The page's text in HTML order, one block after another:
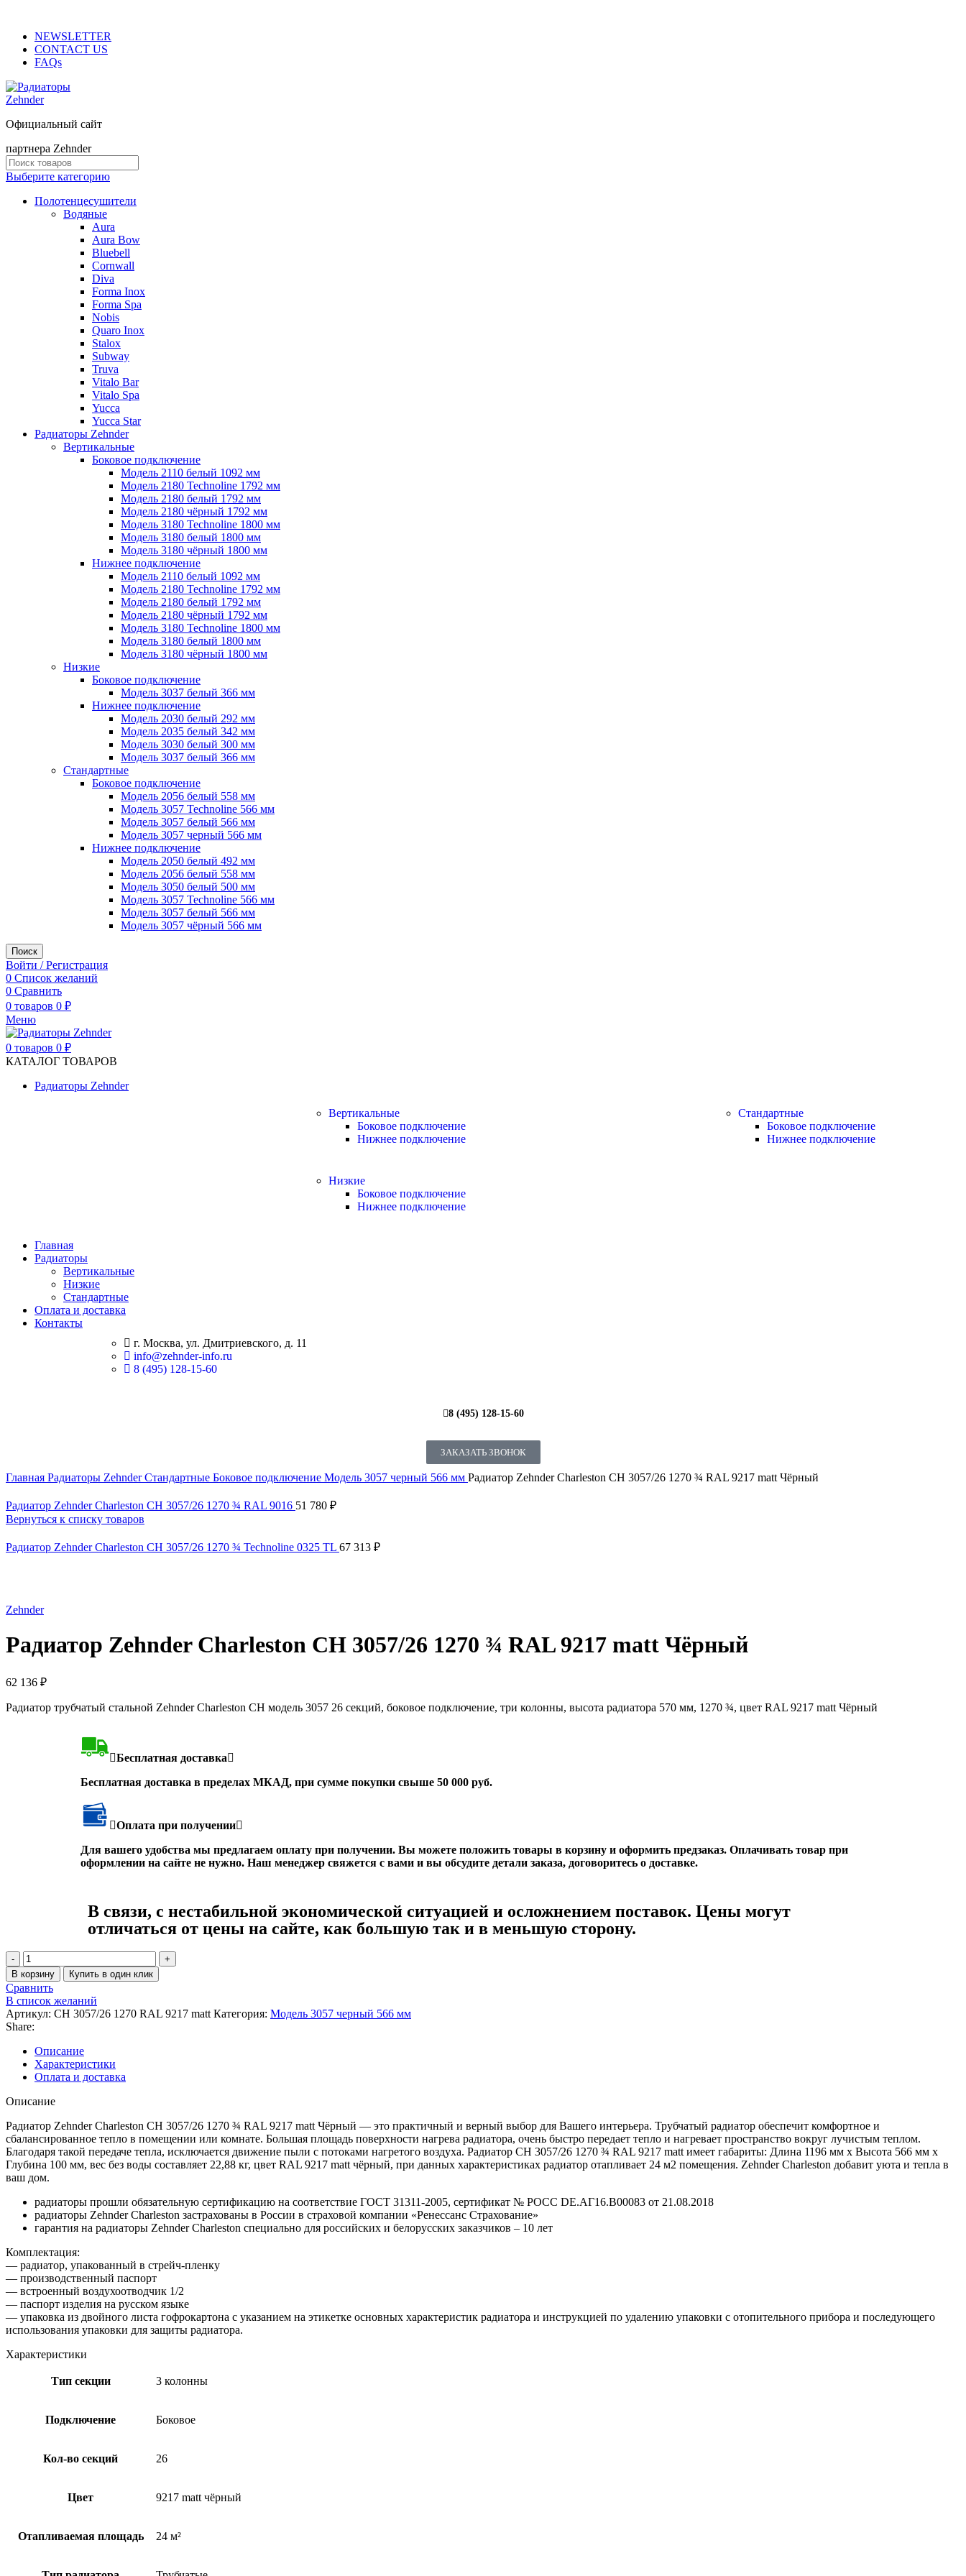
NEWSLETTER
CONTACT US
FAQs
Официальный сайт
партнера Zehnder
Выберите категорию
Полотенцесушители
Водяные
Aura
Aura Bow
Bluebell
Cornwall
Diva
Forma Inox
Forma Spa
Nobis
Quaro Inox
Stalox
Subway
Truva
Vitalo Bar
Vitalo Spa
Yucca
Yucca Star
Радиаторы Zehnder
Вертикальные
Боковое подключение
Модель 2110 белый 1092 мм
Модель 2180 Technoline 1792 мм
Модель 2180 белый 1792 мм
Модель 2180 чёрный 1792 мм
Модель 3180 Technoline 1800 мм
Модель 3180 белый 1800 мм
Модель 3180 чёрный 1800 мм
Нижнее подключение
Модель 2110 белый 1092 мм
Модель 2180 Technoline 1792 мм
Модель 2180 белый 1792 мм
Модель 2180 чёрный 1792 мм
Модель 3180 Technoline 1800 мм
Модель 3180 белый 1800 мм
Модель 3180 чёрный 1800 мм
Низкие
Боковое подключение
Модель 3037 белый 366 мм
Нижнее подключение
Модель 2030 белый 292 мм
Модель 2035 белый 342 мм
Модель 3030 белый 300 мм
Модель 3037 белый 366 мм
Стандартные
Боковое подключение
Модель 2056 белый 558 мм
Модель 3057 Technoline 566 мм
Модель 3057 белый 566 мм
Модель 3057 черный 566 мм
Нижнее подключение
Модель 2050 белый 492 мм
Модель 2056 белый 558 мм
Модель 3050 белый 500 мм
Модель 3057 Technoline 566 мм
Модель 3057 белый 566 мм
Модель 3057 чёрный 566 мм
Поиск
Войти / Регистрация
0 Список желаний
0 Сравнить
0 товаров 0 ₽
Меню
0 товаров 0 ₽
КАТАЛОГ ТОВАРОВ
Радиаторы Zehnder
Вертикальные
Боковое подключение
Нижнее подключение
Стандартные
Боковое подключение
Нижнее подключение
Низкие
Боковое подключение
Нижнее подключение
Главная
Радиаторы
Вертикальные
Низкие
Стандартные
Оплата и доставка
Контакты
г. Москва, ул. Дмитриевского, д. 11
info@zehnder-info.ru
8 (495) 128-15-60
8 (495) 128-15-60
ЗАКАЗАТЬ ЗВОНОК
Главная Радиаторы ZehnderСтандартные Боковое подключение Модель 3057 черный 566 мм Радиатор Zehnder Charleston CH 3057/26 1270 ¾ RAL 9217 matt Чёрный
Радиатор Zehnder Charleston CH 3057/26 1270 ¾ RAL 9016 51 780 ₽
Вернуться к списку товаров
Радиатор Zehnder Charleston CH 3057/26 1270 ¾ Technoline 0325 TL 67 313 ₽
Zehnder
Радиатор Zehnder Charleston CH 3057/26 1270 ¾ RAL 9217 matt Чёрный
62 136 ₽
Радиатор трубчатый стальной Zehnder Charleston CH модель 3057 26 секций, боковое подключение, три колонны, высота радиатора 570 мм, 1270 ¾, цвет RAL 9217 matt Чёрный
Бесплатная доставка
Бесплатная доставка в пределах МКАД, при сумме покупки свыше 50 000 руб.
Оплата при получении
Для вашего удобства мы предлагаем оплату при получении. Вы можете положить товары в корзину и оформить предзаказ. Оплачивать товар при
оформлении на сайте не нужно. Наш менеджер свяжется с вами и вы обсудите детали заказа, договоритесь о доставке.
В связи, с нестабильной экономической ситуацией и осложнением поставок. Цены могут
отличаться от цены на сайте, как большую так и в меньшую сторону.
В корзину Купить в один клик
Сравнить
В список желаний
Артикул: CH 3057/26 1270 RAL 9217 matt Категория: Модель 3057 черный 566 мм
Share:
Описание
Характеристики
Оплата и доставка
Описание
Радиатор Zehnder Charleston CH 3057/26 1270 ¾ RAL 9217 matt Чёрный — это практичный и верный выбор для Вашего интерьера. Трубчатый радиатор обеспечит комфортное и
сбалансированное тепло в помещении или комнате. Большая площадь поверхности нагрева радиатора, очень быстро передает тепло и нагревает пространство вокруг лучистым теплом.
Благодаря такой передаче тепла, исключается движение пыли с потоками нагретого воздуха. Радиатор CH 3057/26 1270 ¾ RAL 9217 matt имеет габариты: Длина 1196 мм х Высота 566 мм х
Глубина 100 мм, вес без воды составляет 22,88 кг, цвет RAL 9217 matt чёрный, при данных характеристиках радиатор отапливает 24 м2 помещения. Zehnder Charleston добавит уюта и тепла в
ваш дом.
радиаторы прошли обязательную сертификацию на соответствие ГОСТ 31311-2005, сертификат № POCC DE.АГ16.В00083 от 21.08.2018
радиаторы Zehnder Charleston застрахованы в России в страховой компании «Ренессанс Страхование»
гарантия на радиаторы Zehnder Charleston специально для российских и белорусских заказчиков – 10 лет
Комплектация:
— радиатор, упакованный в стрейч-пленку
— производственный паспорт
— встроенный воздухоотводчик 1/2
— паспорт изделия на русском языке
— упаковка из двойного листа гофрокартона с указанием на этикетке основных характеристик радиатора и инструкцией по удалению упаковки с отопительного прибора и последующего
использования упаковки для защиты радиатора.
Характеристики
Тип секции 3 колонны
Подключение Боковое
Кол-во секций 26
Цвет 9217 matt чёрный
Отапливаемая площадь 24 м²